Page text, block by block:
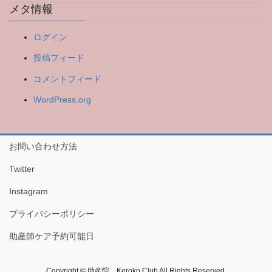
メタ情報
ログイン
投稿フィード
コメントフィード
WordPress.org
お問い合わせ方法
Twitter
Instagram
プライバシーポリシー
助産師ケア予約可能日